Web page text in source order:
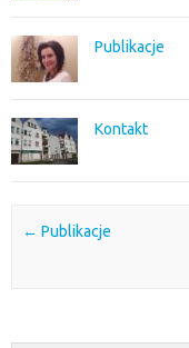
Publikacje
Kontakt
Post navigation
← Publikacje